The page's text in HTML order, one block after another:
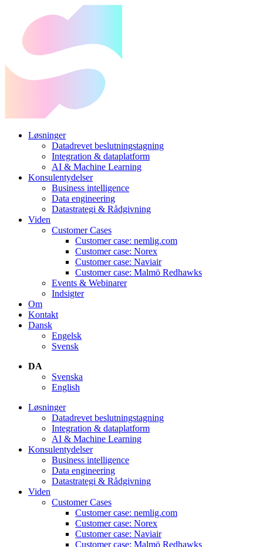
Løsninger
Datadrevet beslutningstagning
Integration & dataplatform
AI & Machine Learning
Konsulentydelser
Business intelligence
Data engineering
Datastrategi & Rådgivning
Viden
Customer Cases
Customer case: nemlig.com
Customer case: Norex
Customer case: Naviair
Customer case: Malmö Redhawks
Events & Webinarer
Indsigter
Om
Kontakt
Dansk
Engelsk
Svensk
DA
Svenska
English
Løsninger
Datadrevet beslutningstagning
Integration & dataplatform
AI & Machine Learning
Konsulentydelser
Business intelligence
Data engineering
Datastrategi & Rådgivning
Viden
Customer Cases
Customer case: nemlig.com
Customer case: Norex
Customer case: Naviair
Customer case: Malmö Redhawks